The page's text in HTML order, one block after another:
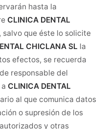
hasta la
CLINICA DENTAL
que éste lo solicite
CHICLANA SL la
efectos, se recuerda
responsable del
CLINICA DENTAL
al que comunica datos
o supresión de los
y otras